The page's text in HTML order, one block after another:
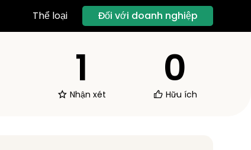
Thể loại Đối với doanh nghiệp
1
Nhận xét
0
Hữu ích